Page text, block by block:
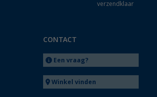
verzendklaar
CONTACT
Een vraag?
Winkel vinden